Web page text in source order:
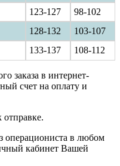
123-127
98-102
128-132
103-107
133-137 108-112
заказа в интернет-
счет на оплату и
отправке.
в любом
кабинет Вашей